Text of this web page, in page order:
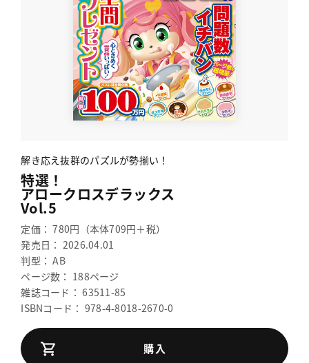
解き応え抜群のパズルが勢揃い！
特選！
アロークロスデラックス
Vol.5
定価： 780円（本体709円＋税）
発売日： 2026.04.01
判型： AB
ページ数： 188ページ
雑誌コード： 63511-85
ISBNコード： 978-4-8018-2670-0
購入